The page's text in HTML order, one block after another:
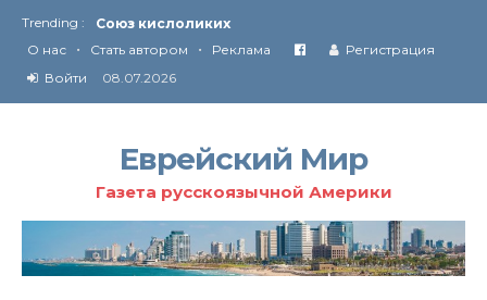
Trending :
О нас • Стать автором • Реклама
Регистрация
Войти
08.07.2026
Еврейский Мир
Газета русскоязычной Америки